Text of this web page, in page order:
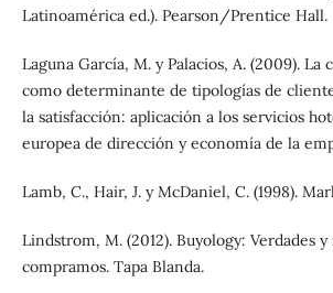
Latinoamérica ed.). Pearson/Prentice Hall.
Laguna García, M. y Palacios, A. (2009). La
como determinante de tipologías de
la satisfacción: aplicación a los servicios
europea de dirección y economía de la
Lamb, C., Hair, J. y McDaniel, C. (1998).
Lindstrom, M. (2012). Buyology: Verdades
compramos. Tapa Blanda.